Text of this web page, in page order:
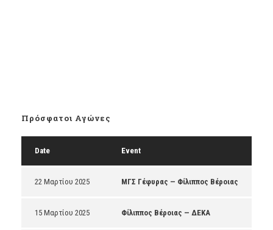
Πρόσφατοι Αγώνες
Date Event
22 Μαρτίου 2025 ΜΓΣ Γέφυρας — Φίλιππος Βέροιας
15 Μαρτίου 2025 Φίλιππος Βέροιας — ΔΕΚΑ